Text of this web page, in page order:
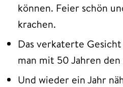
können. Feier schön
krachen.
Das verkaterte
man mit 50 Jahren den
Und wieder ein Jahr